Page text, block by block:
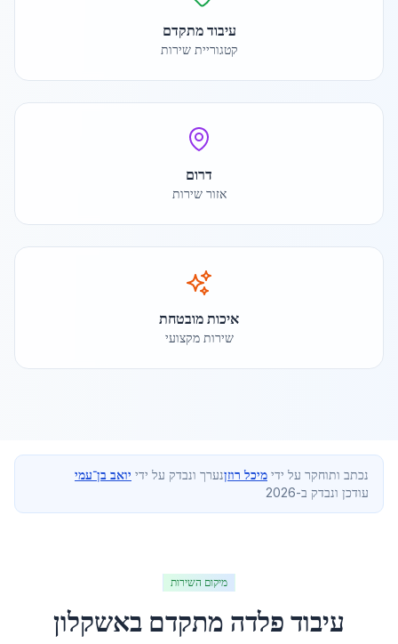
עיבוד מתקדם
קטגוריית שירות
דרום
אזור שירות
איכות מובטחת
שירות מקצועי
נכתב ותוחקר על ידי מיכל רוזןנערך ונבדק על ידי יואב בן־עמי
עודכן ונבדק ב-2026
מיקום השירות
עיבוד פלדה מתקדם באשקלון